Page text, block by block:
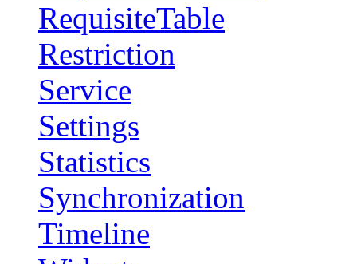
RequisiteTable
Restriction
Service
Settings
Statistics
Synchronization
Timeline